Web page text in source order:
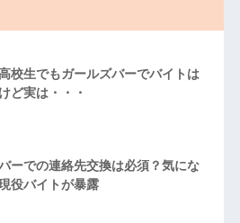
高校生でもガールズバーでバイトは
ど実は・・・
ーでの連絡先交換は必須？気にな
役バイトが暴露